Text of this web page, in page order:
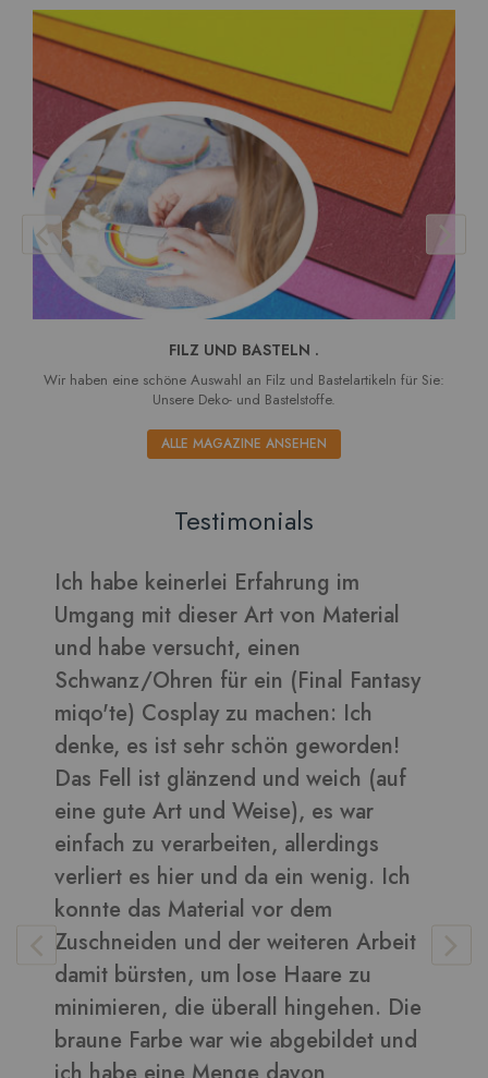
FILZ UND BASTELN .
Wir haben eine schöne Auswahl an Filz und Bastelartikeln für Sie:
Unsere Deko- und Bastelstoffe.
ALLE MAGAZINE ANSEHEN
Testimonials
Ich habe keinerlei Erfahrung im
Umgang mit dieser Art von Material
und habe versucht, einen
Schwanz/Ohren für ein (Final Fantasy
miqo'te) Cosplay zu machen: Ich
denke, es ist sehr schön geworden!
Das Fell ist glänzend und weich (auf
eine gute Art und Weise), es war
einfach zu verarbeiten, allerdings
verliert es hier und da ein wenig. Ich
konnte das Material vor dem
Zuschneiden und der weiteren Arbeit
damit bürsten, um lose Haare zu
minimieren, die überall hingehen. Die
braune Farbe war wie abgebildet und